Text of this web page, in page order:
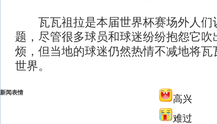
瓦瓦祖拉是本届世界杯赛场外人们
题，尽管很多球员和球迷纷纷抱怨它吹
烦，但当地的球迷仍然热情不减地将瓦
世界。
新闻表情
高兴
难过